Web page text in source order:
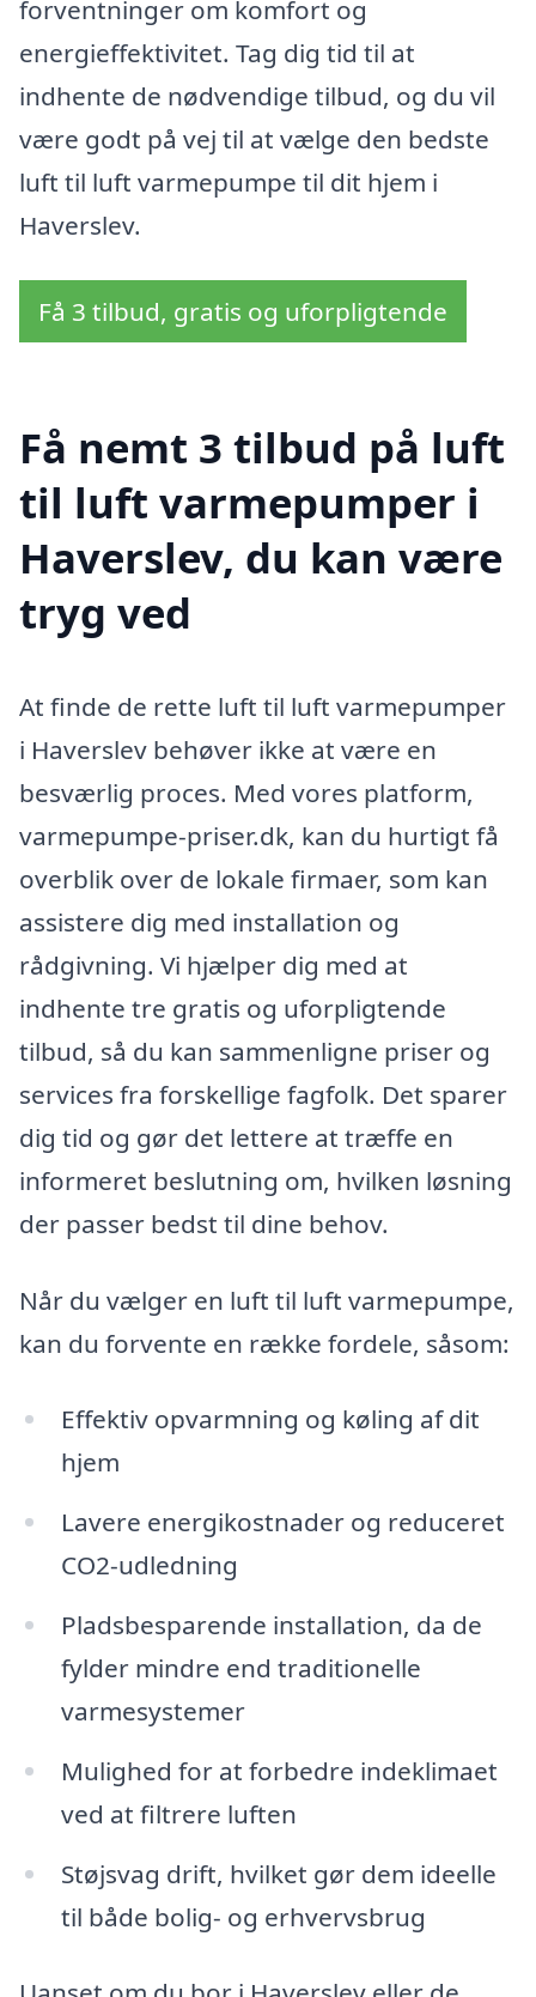
forventninger om komfort og
energieffektivitet. Tag dig tid til at
indhente de nødvendige tilbud, og du vil
være godt på vej til at vælge den bedste
luft til luft varmepumpe til dit hjem i
Haverslev.
Få 3 tilbud, gratis og uforpligtende
Få nemt 3 tilbud på luft
til luft varmepumper i
Haverslev, du kan være
tryg ved
At finde de rette luft til luft varmepumper
i Haverslev behøver ikke at være en
besværlig proces. Med vores platform,
varmepumpe-priser.dk, kan du hurtigt få
overblik over de lokale firmaer, som kan
assistere dig med installation og
rådgivning. Vi hjælper dig med at
indhente tre gratis og uforpligtende
tilbud, så du kan sammenligne priser og
services fra forskellige fagfolk. Det sparer
dig tid og gør det lettere at træffe en
informeret beslutning om, hvilken løsning
der passer bedst til dine behov.
Når du vælger en luft til luft varmepumpe,
kan du forvente en række fordele, såsom:
Effektiv opvarmning og køling af dit
hjem
Lavere energikostnader og reduceret
CO2-udledning
Pladsbesparende installation, da de
fylder mindre end traditionelle
varmesystemer
Mulighed for at forbedre indeklimaet
ved at filtrere luften
Støjsvag drift, hvilket gør dem ideelle
til både bolig- og erhvervsbrug